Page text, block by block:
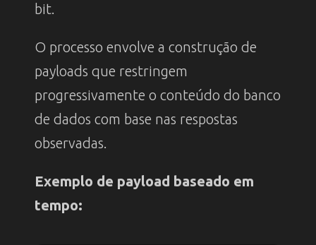
bit.
O processo envolve a construção de
payloads que restringem
progressivamente o conteúdo do banco
de dados com base nas respostas
observadas.
Exemplo de payload baseado em
tempo: